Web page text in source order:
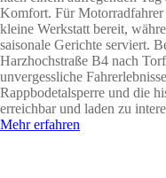
Komfort. Für Motorradfahrer
kleine Werkstatt bereit,
saisonale Gerichte serviert.
Harzhochstraße B4 nach
unvergessliche
Rappbodetalsperre und die
erreichbar und laden zu
Mehr erfahren